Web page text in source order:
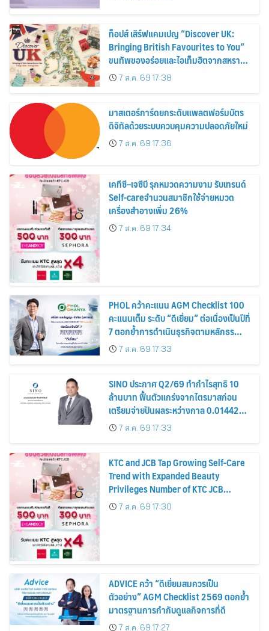
ท็อปส์ เสิร์ฟแคมเปญ “Discover UK:
Bringing British Favourites to You”
ขนทัพของอร่อยและไอเท็มฮิตจากสหราช
อาณาจักร ส่งตรงถึงมือตั้งแต่วันนี้ – 18
สิงหาคมนี้
7 ส.ค. 69 17:38
มาสเตอร์การ์ดยกระดับแพลตฟอร์มบัตร
ดิจิทัลด้วยระบบควบคุมความปลอดภัยใหม่
7 ส.ค. 69 17:36
เคทีซี–เจซีบี รุกหมวดความงาม รับเทรนด์
Self-careจำนวนสมาชิกใช้จ่ายหมวด
เครื่องสำอางเพิ่ม 26%
7 ส.ค. 69 17:34
PHOL คว้าคะแนน AGM Checklist 100
คะแนนเต็ม ระดับ “ดีเยี่ยม” ต่อเนื่องเป็นปีที่
7 ตอกย้ำการดำเนินธุรกิจตามหลักธร
รมาภิบาล โปร่งใส สร้างความเชื่อมั่นผู้ถือ
หุ้น
7 ส.ค. 69 17:33
SINO ประกาศ Q2/69 ทำกำไรสุทธิ 10
ล้านบาท ฟื้นตัวแกร่งจากไตรมาสก่อน
เตรียมจ่ายปันผลระหว่างกาล 0.014423
บาทต่อหุ้น ครึ่งปีหลังมุ่งเติบโตต่อเนื่อง
7 ส.ค. 69 17:33
KTC and JCB Tap Growing Self-Care
Trend with Expanded Beauty
Privileges Number of KTC JCB
Cardmembers Spending on
Cosmetics Rises 26%
7 ส.ค. 69 17:30
ADVICE คว้า “ดีเยี่ยมสมควรเป็น
ตัวอย่าง” AGM Checklist 2569 ตอกย้ำ
มาตรฐานการกำกับดูแลกิจการที่ดี
7 ส.ค. 69 17:27